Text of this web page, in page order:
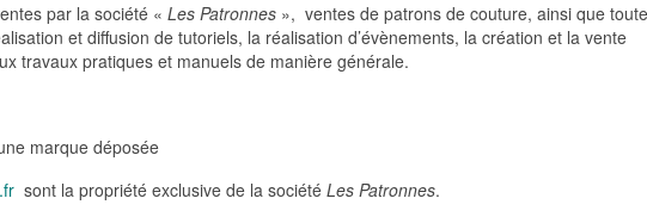
par la société « Les Patronnes », ventes de patrons de couture, ainsi que
et diffusion de tutoriels, la réalisation d’évènements, la création et la vente
travaux pratiques et manuels de manière générale.
marque déposée
sont la propriété exclusive de la société Les Patronnes.